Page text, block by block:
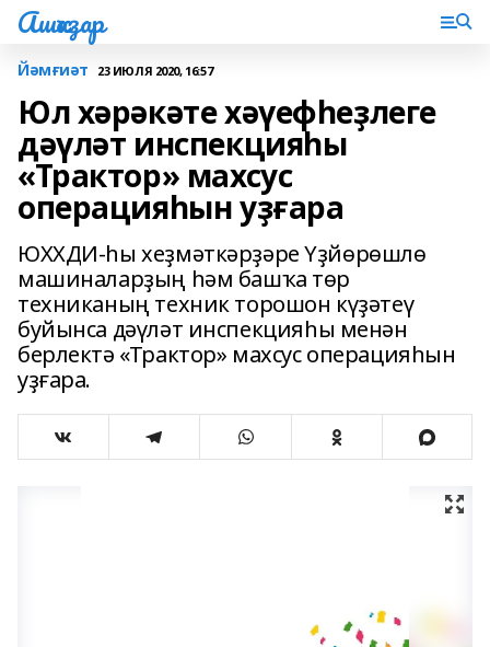
Ашҡаҙар
Йәмғиәт 23 ИЮЛЯ 2020, 16:57
Юл хәрәкәте хәүефһеҙлеге
дәүләт инспекцияһы
«Трактор» махсус
операцияһын уҙғара
ЮХХДИ-һы хеҙмәткәрҙәре Үҙйөрөшлө
машиналарҙың һәм башҡа төр
техниканың техник торошон күҙәтеү
буйынса дәүләт инспекцияһы менән
берлектә «Трактор» махсус операцияһын
уҙғара.